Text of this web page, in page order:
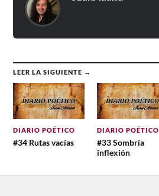
LEER LA SIGUIENTE →
DIARIO POÉTICO
#34 Rutas vacías
DIARIO POÉTICO
#33 Sombría
inflexión